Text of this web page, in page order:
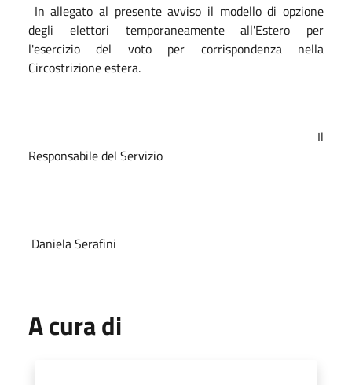
In allegato al presente avviso il modello di opzione
degli elettori temporaneamente all'Estero per
l'esercizio del voto per corrispondenza nella
Circostrizione estera.
Il
Responsabile del Servizio
Daniela Serafini
A cura di